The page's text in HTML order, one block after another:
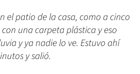
el patio de la casa, como a cinco
una carpeta plástica y eso
y ya nadie lo ve. Estuvo ahí
y salió.